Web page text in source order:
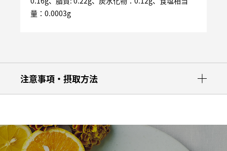
量：0.0003g
注意事項・摂取方法